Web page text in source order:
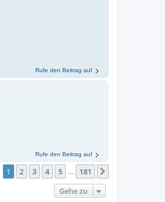
Rufe den Beitrag auf
Rufe den Beitrag auf
Seite von181
1 2 3 4 5 181
Gehe zu